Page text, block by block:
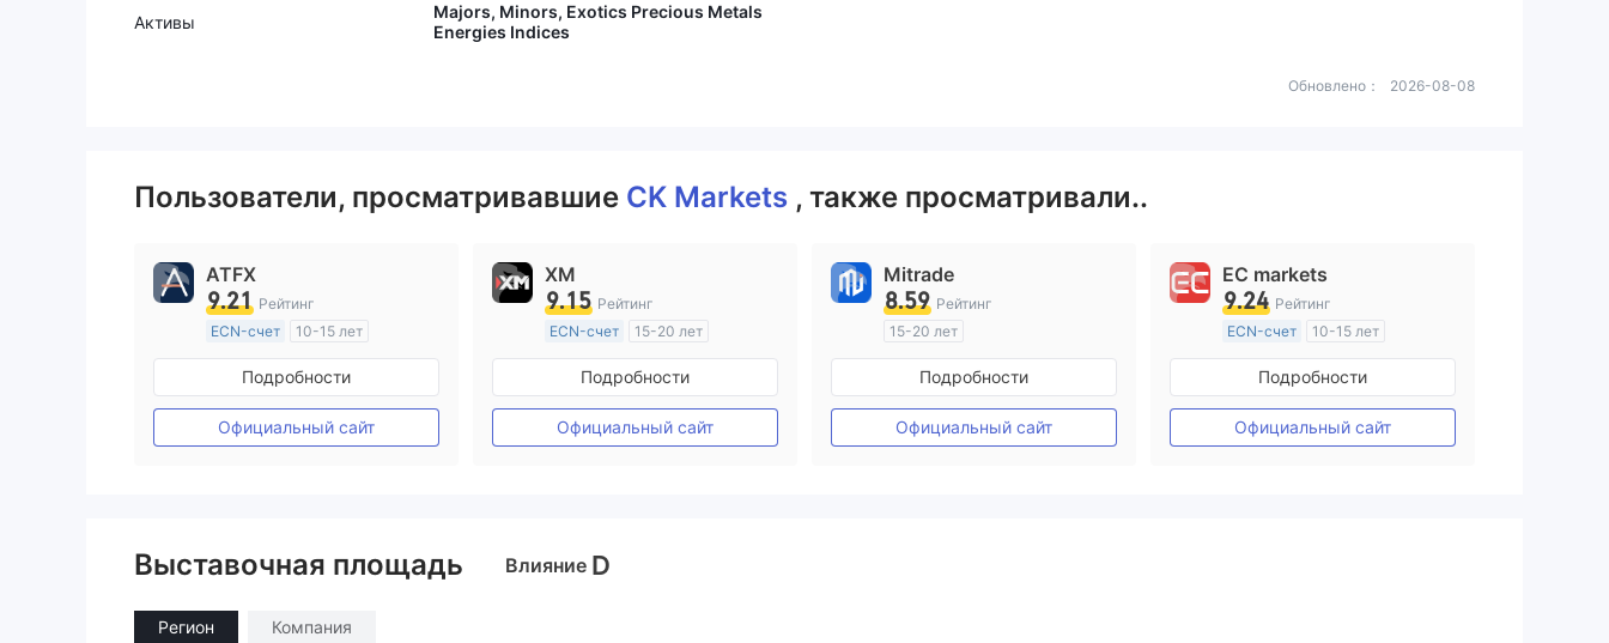
Активы
Majors, Minors, Exotics Precious Metals
Energies Indices
Обновлено： 2026-08-08
Пользователи, просматривавшие CK Markets , также просматривали..
ATFX
9.21 Рейтинг
ECN-счет
10-15 лет
Регулирование в Австралия
Маркет-Мейкинг (MM)
Основной стандарт MT4
Подробности
Официальный сайт
XM
9.15 Рейтинг
ECN-счет
15-20 лет
Регулирование в Австралия
Маркет-Мейкинг (MM)
Основной стандарт MT4
Подробности
Официальный сайт
Mitrade
8.59 Рейтинг
15-20 лет
Регулирование в Австралия
Маркет-Мейкинг (MM)
Самостоятельное изучение
Подробности
Официальный сайт
EC markets
9.24 Рейтинг
ECN-счет
10-15 лет
Регулирование в Австралия
Маркет-Мейкинг (MM)
Основной стандарт MT4
Подробности
Официальный сайт
Выставочная площадь Влияние D
Регион Компания